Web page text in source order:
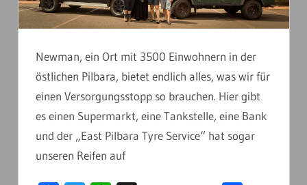
Newman, ein Ort mit 3500 Einwohnern in der
östlichen Pilbara, bietet endlich alles, was wir für
einen Versorgungsstopp so brauchen. Hier gibt
es einen Supermarkt, eine Tankstelle, eine Bank
und der „East Pilbara Tyre Service“ hat sogar
unseren Reifen auf